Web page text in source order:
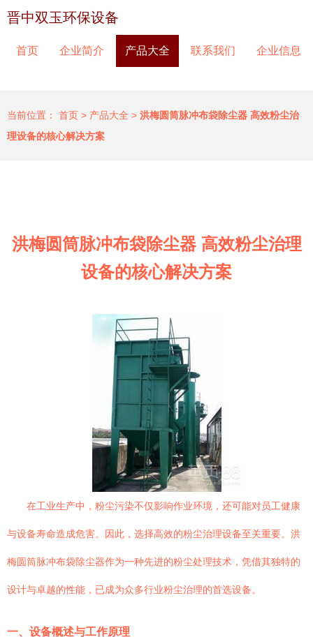
晋中双玉环保设备
首页 企业简介 产品大全 联系我们 企业信息
当前位置： 首页 > 产品大全 > 洪梅圆筒脉冲布袋除尘器 高效粉尘治
理设备的核心解决方案
洪梅圆筒脉冲布袋除尘器 高效粉尘治理
设备的核心解决方案
在工业生产中，粉尘污染不仅影响作业环境，还可能对员工健康
与设备寿命造成危害。因此，选择高效的粉尘治理设备至关重要。洪
梅圆筒脉冲布袋除尘器作为一种先进的粉尘处理技术，凭借其独特的
设计与卓越的性能，已成为众多行业粉尘治理的首选设备。
一、设备概述与工作原理